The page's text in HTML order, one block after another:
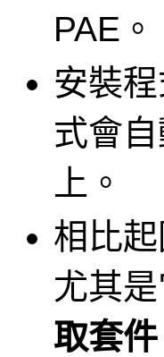
PAE。
安裝
式會
上。
相比
尤其是
取套件